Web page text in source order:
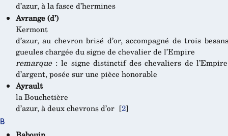
d’azur, à la fasce d’hermines
Avrange (d’)
Kermont
d’azur, au chevron brisé d’or, accompagné de trois
gueules chargée du signe de chevalier de l’Empire
remarque: le signe distinctif des chevaliers de
d’argent, posée sur une pièce honorable
Ayrault
la Bouchetière
d’azur, à deux chevrons d’or [2]
B